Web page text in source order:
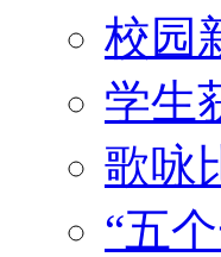
校园
学生
歌咏
“五